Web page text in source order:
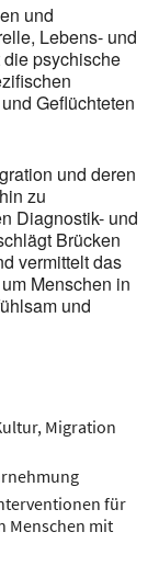
und
Lebens- und
psychische
Geflüchteten
und deren
zu
Diagnostik- und
Brücken
vermittelt das
Menschen in
und
Migration
für
Menschen mit